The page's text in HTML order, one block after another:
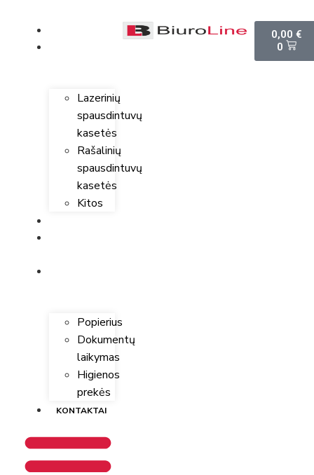
Lazerinių
spausdintuvų
kasetės
Rašalinių
spausdintuvų
kasetės
Kitos
Popierius
Dokumentų
laikymas
Higienos
prekės
KONTAKTAI
0,00 €
0